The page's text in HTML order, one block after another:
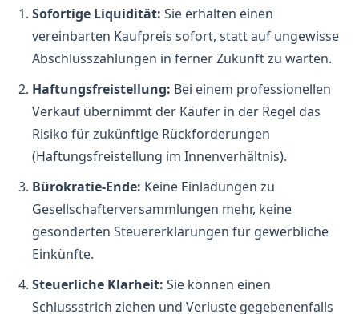
Sofortige Liquidität: Sie erhalten einen
vereinbarten Kaufpreis sofort, statt auf ungewisse
Abschlusszahlungen in ferner Zukunft zu warten.
Haftungsfreistellung: Bei einem professionellen
Verkauf übernimmt der Käufer in der Regel das
Risiko für zukünftige Rückforderungen
(Haftungsfreistellung im Innenverhältnis).
Bürokratie-Ende: Keine Einladungen zu
Gesellschafterversammlungen mehr, keine
gesonderten Steuererklärungen für gewerbliche
Einkünfte.
Steuerliche Klarheit: Sie können einen
Schlussstrich ziehen und Verluste gegebenenfalls